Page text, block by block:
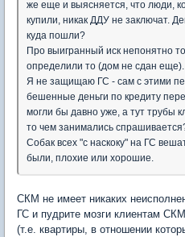
же еще и выясняется, что люди,
купили, никак ДДУ не заключат.
куда пошли?
Про выигранный иск непонятно
определили то (дом не сдан еще).
Я не защищаю ГС - сам с этими
бешенные деньги по кредиту
могли бы давно уже, а тут трубы
то чем занимались
Собак всех "с наскоку" на ГС
были, плохие или хорошие.
СКМ не имеет никаких
ГС и пудрите мозги клиентам
(т.е. квартиры, в отношении